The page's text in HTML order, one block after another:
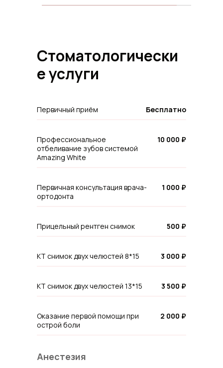
Стоматологически
е услуги
Первичный приём Бесплатно
Профессиональное
отбеливание зубов системой
Amazing White
10 000 ₽
Первичная консультация врача-
ортодонта
1 000 ₽
Прицельный рентген снимок 500 ₽
КТ снимок двух челюстей 8*15 3 000 ₽
КТ снимок двух челюстей 13*15 3 500 ₽
Оказание первой помощи при
острой боли
2 000 ₽
Анестезия